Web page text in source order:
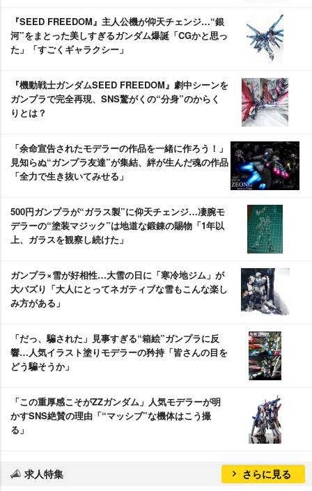
『SEED FREEDOM』主人公機が仰天チェンジ…“銀
河”をまとった美しすぎるガンダム爆誕「CGかと思っ
た」「すごくギャラクシー」
『機動戦士ガンダムSEED FREEDOM』劇中シーンを
ガンプラで完全再現、SNS驚がくの“分身”のからく
りとは？
「余命宣告されたモデラーの作品を一緒に作ろう！」
見知らぬ“ガンプラ友達”が集結、絆が生んだ魂の作品
「全力で生き抜いてみせる」
500円ガンプラが“ガラス製”に仰天チェンジ…凄腕モ
デラーの“塗装マジック”は地道な鍛錬の賜物「1年以
上、ガラスを観察し続けた」
ガンプラ×雪が好相性…大雪の日に「寒冷地ジム」が
大バズり「大人にとってネガティブな雪もこんな楽し
み方がある」
「だっ、騙された」見事すぎる“箱絵”ガンプラに反
響…人気イラスト塗りモデラーの矜持「皆さんの目を
どう騙そうか」
「この重厚感こそがZZガンダム」人気モデラーが明
かすSNS絶賛の理由「“マッシブ”な機体はこう撮
る」
求人特集 さらに見る